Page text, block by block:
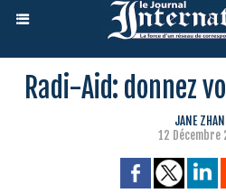
Radi-Aid: donnez
JANE
12 Décembre